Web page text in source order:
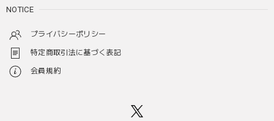
NOTICE
プライバシーポリシー
特定商取引法に基づく表記
会員規約